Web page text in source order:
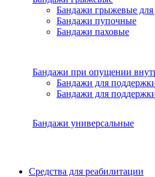
Бандажи грыжевые для
Бандажи пупочные
Бандажи паховые
Бандажи при опущении
Бандажи для
Бандажи для
Бандажи универсальные
Средства для реабилитации